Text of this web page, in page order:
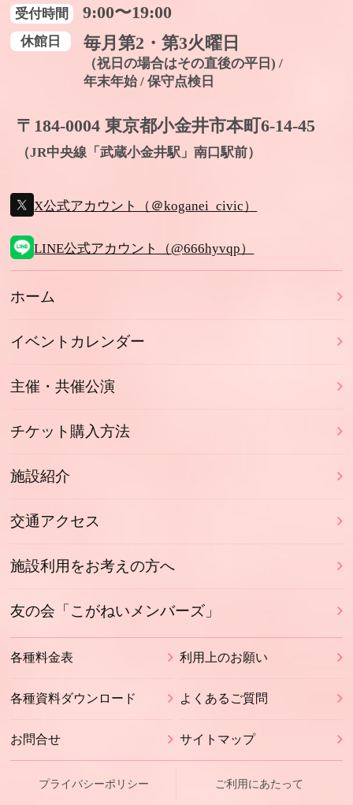
受付時間 9:00〜19:00
休館日 毎月第2・第3火曜日
（祝日の場合はその直後の平日) /
年末年始 / 保守点検日
〒184-0004 東京都小金井市本町6-14-45
（JR中央線「武蔵小金井駅」南口駅前）
X公式アカウント（＠koganei_civic）
LINE公式アカウント（@666hyvqp）
ホーム
イベントカレンダー
主催・共催公演
チケット購入方法
施設紹介
交通アクセス
施設利用をお考えの方へ
友の会「こがねいメンバーズ」
各種料金表 利用上のお願い
各種資料ダウンロード よくあるご質問
お問合せ サイトマップ
プライバシーポリシー ご利用にあたって